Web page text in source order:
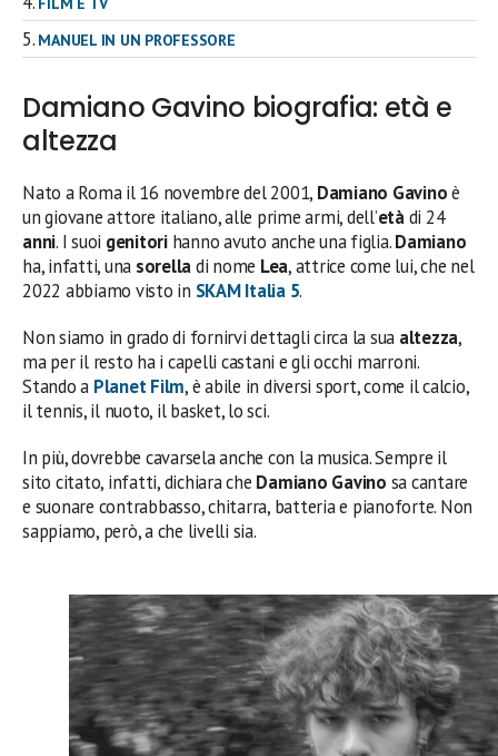
MANUEL IN UN PROFESSORE
Damiano Gavino biografia: età e
altezza
Nato a Roma il 16 novembre del 2001, Damiano Gavinoè
un giovane attore italiano, alle prime armi, dell’etàdi 24
anni. I suoi genitorihanno avuto anche una figlia.Damiano
ha, infatti, una sorelladi nome Lea, attrice come lui, che nel
2022 abbiamo visto in SKAM Italia 5.
Non siamo in grado di fornirvi dettagli circa la sua altezza,
ma per il resto ha i capelli castani e gli occhi marroni.
Stando a Planet Film, è abile in diversi sport, come il calcio,
il tennis, il nuoto, il basket, lo sci.
In più, dovrebbe cavarsela anche con la musica. Sempre il
sito citato, infatti, dichiara che Damiano Gavino sa cantare
e suonare contrabbasso, chitarra, batteria e pianoforte. Non
sappiamo, però, a che livelli sia.